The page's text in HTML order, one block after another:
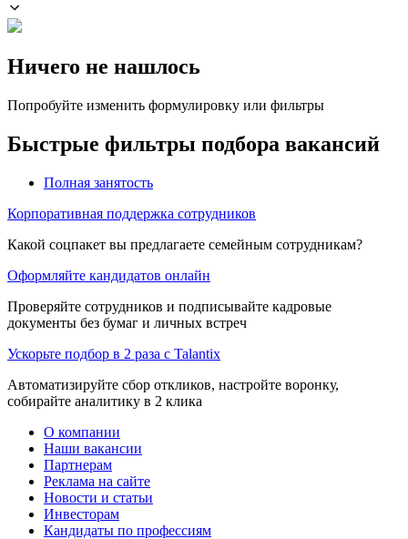
Ничего не нашлось
Попробуйте изменить формулировку или фильтры
Быстрые фильтры подбора вакансий
Полная занятость
Корпоративная поддержка сотрудников
Какой соцпакет вы предлагаете семейным сотрудникам?
Оформляйте кандидатов онлайн
Проверяйте сотрудников и подписывайте кадровые
документы без бумаг и личных встреч
Ускорьте подбор в 2 раза с Talantix
Автоматизируйте сбор откликов, настройте воронку,
собирайте аналитику в 2 клика
О компании
Наши вакансии
Партнерам
Реклама на сайте
Новости и статьи
Инвесторам
Кандидаты по профессиям